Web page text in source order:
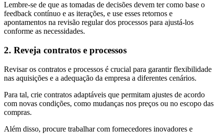
Lembre-se de que as tomadas de decisões devem ter como base o
feedback contínuo e as iterações, e use esses retornos e
apontamentos na revisão regular dos processos para ajustá-los
conforme as necessidades.
2. Reveja contratos e processos
Revisar os contratos e processos é crucial para garantir flexibilidade
nas aquisições e a adequação da empresa a diferentes cenários.
Para tal, crie contratos adaptáveis que permitam ajustes de acordo
com novas condições, como mudanças nos preços ou no escopo das
compras.
Além disso, procure trabalhar com fornecedores inovadores e